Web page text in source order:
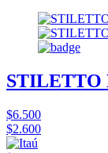
STILETTO
$6.500
$2.600